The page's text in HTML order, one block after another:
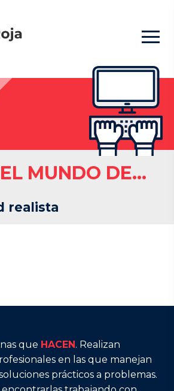
MUNDO DE…
realista
que HACEN. Realizan
en las que manejan
prácticos a problemas.